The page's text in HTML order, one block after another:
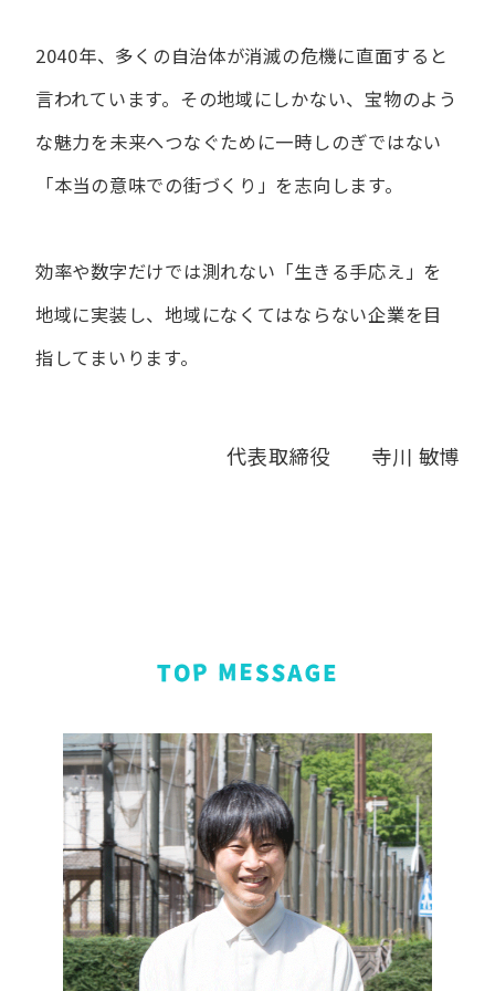
2040年、多くの自治体が消滅の危機に直面すると
言われています。 その地域にしかない、宝物のよう
な魅力を未来へつなぐために一時しのぎではない
「本当の意味での街づくり」を志向します。
効率や数字だけでは測れない「生きる手応え」を
地域に実装し、地域になくてはならない企業を目
指してまいります。
代表取締役 寺川 敏博